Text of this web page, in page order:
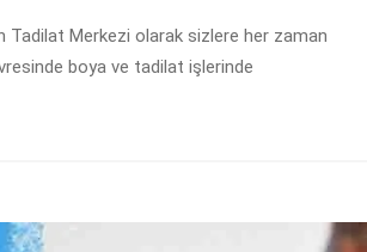
Tadilat Merkezi olarak sizlere her zaman
boya ve tadilat işlerinde